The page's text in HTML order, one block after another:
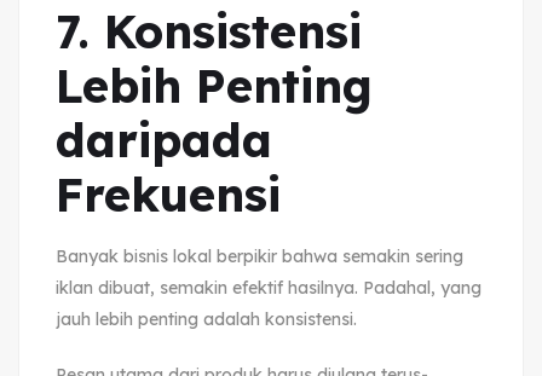
7. Konsistensi
Lebih Penting
daripada
Frekuensi
Banyak bisnis lokal berpikir bahwa semakin sering
iklan dibuat, semakin efektif hasilnya. Padahal, yang
jauh lebih penting adalah konsistensi.